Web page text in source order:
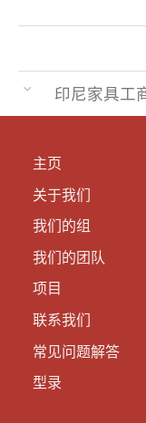
印尼家具工
主页
关于我们
我们的组
我们的团队
项目
联系我们
常见问题解答
型录